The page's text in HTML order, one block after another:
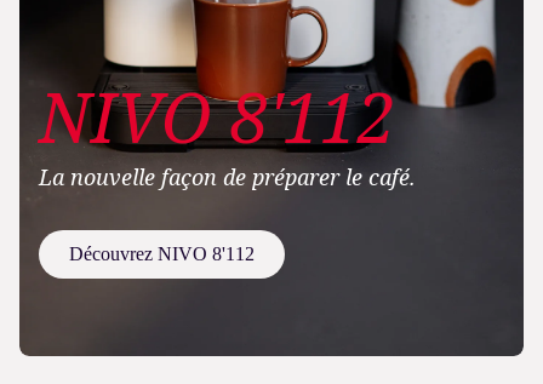
NIVO 8'112
La nouvelle façon de préparer le café.
Découvrez NIVO 8'112